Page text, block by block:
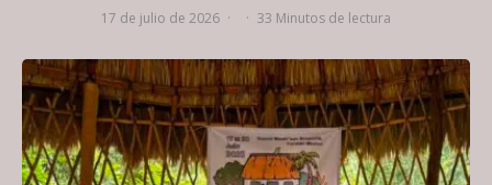
17 de julio de 2026 · · 33 Minutos de lectura